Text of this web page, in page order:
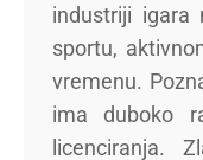
industriji igara
sportu,
vremenu.
ima duboko
licenciranja.